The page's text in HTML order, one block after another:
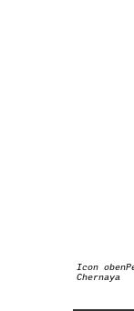
Icon
Chernaya